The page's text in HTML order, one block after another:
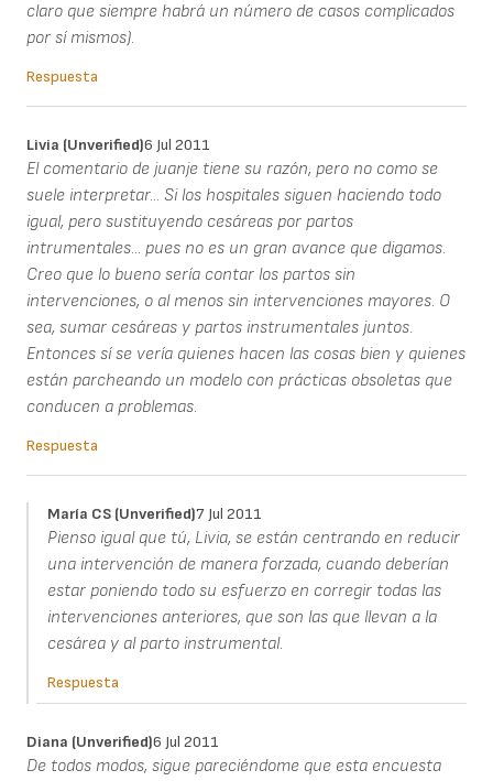
claro que siempre habrá un número de casos complicados
por sí mismos).
Respuesta
Livia (unverified)6 Jul 2011
El comentario de juanje tiene su razón, pero no como se
suele interpretar... Si los hospitales siguen haciendo todo
igual, pero sustituyendo cesáreas por partos
intrumentales... pues no es un gran avance que digamos.
Creo que lo bueno sería contar los partos sin
intervenciones, o al menos sin intervenciones mayores. O
sea, sumar cesáreas y partos instrumentales juntos.
Entonces sí se vería quienes hacen las cosas bien y quienes
están parcheando un modelo con prácticas obsoletas que
conducen a problemas.
Respuesta
María CS (unverified)7 Jul 2011
Pienso igual que tú, Livia, se están centrando en reducir
una intervención de manera forzada, cuando deberían
estar poniendo todo su esfuerzo en corregir todas las
intervenciones anteriores, que son las que llevan a la
cesárea y al parto instrumental.
Respuesta
Diana (unverified)6 Jul 2011
De todos modos, sigue pareciéndome que esta encuesta